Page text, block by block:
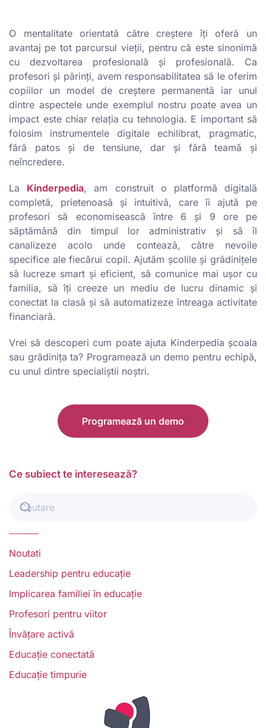
O mentalitate orientată către creștere îți oferă un
avantaj pe tot parcursul vieții, pentru că este sinonimă
cu dezvoltarea profesională și profesională. Ca
profesori și părinți, avem responsabilitatea să le oferim
copiilor un model de creștere permanentă iar unul
dintre aspectele unde exemplul nostru poate avea un
impact este chiar relația cu tehnologia. E important să
folosim instrumentele digitale echilibrat, pragmatic,
fără patos și de tensiune, dar și fără teamă și
neîncredere.
La Kinderpedia, am construit o platformă digitală
completă, prietenoasă și intuitivă, care îi ajută pe
profesori să economisească între 6 și 9 ore pe
săptămână din timpul lor administrativ și să îl
canalizeze acolo unde contează, către nevoile
specifice ale fiecărui copil. Ajutăm școlile și grădinițele
să lucreze smart și eficient, să comunice mai ușor cu
familia, să îți creeze un mediu de lucru dinamic și
conectat la clasă și să automatizeze întreaga activitate
financiară.
Vrei să descoperi cum poate ajuta Kinderpedia școala
sau grădinița ta? Programează un demo pentru echipă,
cu unul dintre specialiștii noștri.
Programează un demo
Ce subiect te interesează?
Noutati
Leadership pentru educație
Implicarea familiei în educație
Profesori pentru viitor
Învățare activă
Educație conectată
Educație timpurie